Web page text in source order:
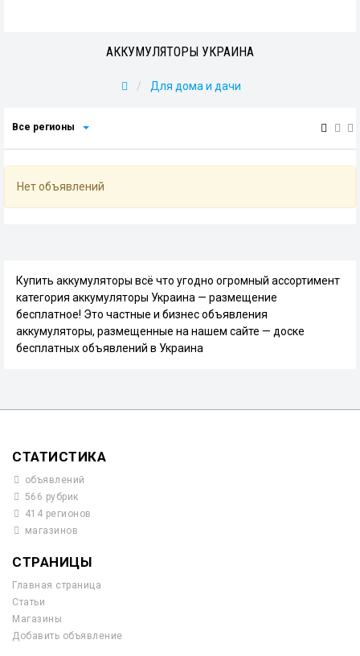
АККУМУЛЯТОРЫ УКРАИНА
Для дома и дачи
Все регионы
Нет объявлений
Купить аккумуляторы всё что угодно огромный ассортимент
категория аккумуляторы Украина — размещение
бесплатное! Это частные и бизнес объявления
аккумуляторы, размещенные на нашем сайте — доске
бесплатных объявлений в Украина
СТАТИСТИКА
объявлений
566 рубрик
414 регионов
магазинов
СТРАНИЦЫ
Главная страница
Статьи
Магазины
Добавить объявление